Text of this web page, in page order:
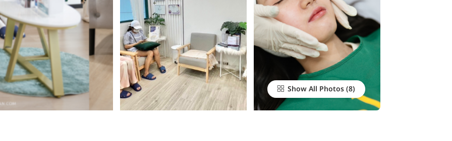
Show All Photos